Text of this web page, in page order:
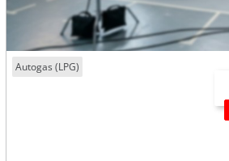
Autogas (LPG)